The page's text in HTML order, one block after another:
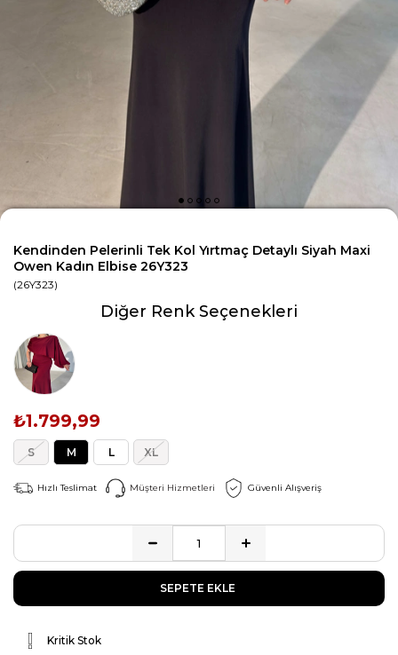
Kendinden Pelerinli Tek Kol Yırtmaç Detaylı Siyah Maxi
Owen Kadın Elbise 26Y323
(26Y323)
Diğer Renk Seçenekleri
₺1.799,99
S M L XL
Hızlı Teslimat Müşteri Hizmetleri Güvenli Alışveriş
Kritik Stok